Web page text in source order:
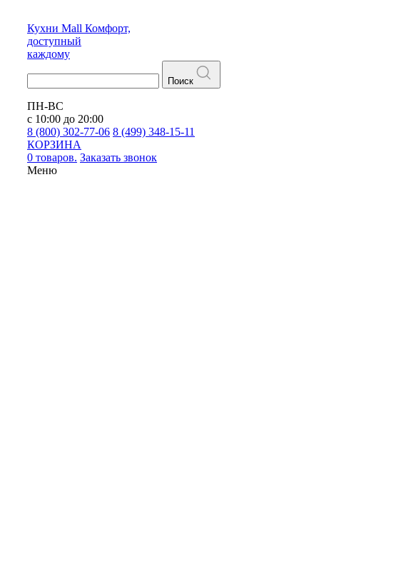
Кухни Mall Комфорт,
доступный
каждому
Поиск
ПН-ВС
с 10:00 до 20:00
8 (800) 302-77-06 8 (499) 348-15-11
КОРЗИНА
0 товаров. Заказать звонок
Меню